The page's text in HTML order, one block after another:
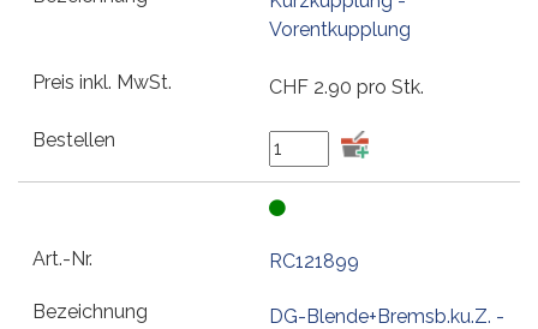
Vorentkupplung
CHF 2.90 pro Stk.
RC121899
DG-Blende+Bremsb.ku.Z. -